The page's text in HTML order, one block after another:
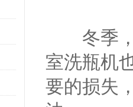
冬季，
室洗瓶机
要的损失